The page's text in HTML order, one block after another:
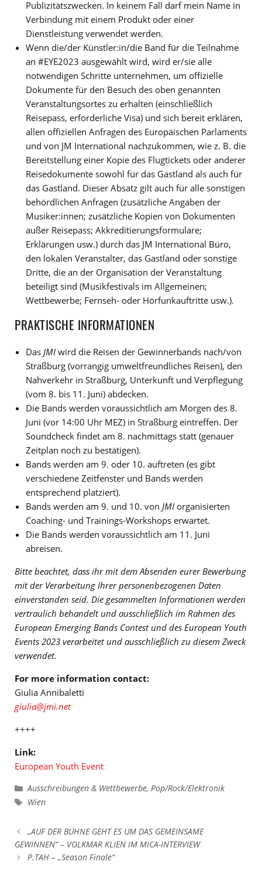
Publizitätszwecken. In keinem Fall darf mein Name in
Verbindung mit einem Produkt oder einer
Dienstleistung verwendet werden.
Wenn die/der Künstler:in/die Band für die Teilnahme
an #EYE2023 ausgewählt wird, wird er/sie alle
notwendigen Schritte unternehmen, um offizielle
Dokumente für den Besuch des oben genannten
Veranstaltungsortes zu erhalten (einschließlich
Reisepass, erforderliche Visa) und sich bereit erklären,
allen offiziellen Anfragen des Europäischen Parlaments
und von JM International nachzukommen, wie z. B. die
Bereitstellung einer Kopie des Flugtickets oder anderer
Reisedokumente sowohl für das Gastland als auch für
das Gastland. Dieser Absatz gilt auch für alle sonstigen
behördlichen Anfragen (zusätzliche Angaben der
Musiker:innen; zusätzliche Kopien von Dokumenten
außer Reisepass; Akkreditierungsformulare;
Erklärungen usw.) durch das JM International Büro,
den lokalen Veranstalter, das Gastland oder sonstige
Dritte, die an der Organisation der Veranstaltung
beteiligt sind (Musikfestivals im Allgemeinen;
Wettbewerbe; Fernseh- oder Hörfunkauftritte usw.).
PRAKTISCHE INFORMATIONEN
Das JMIwird die Reisen der Gewinnerbands nach/von
Straßburg (vorrangig umweltfreundliches Reisen), den
Nahverkehr in Straßburg, Unterkunft und Verpflegung
(vom 8. bis 11. Juni) abdecken.
Die Bands werden voraussichtlich am Morgen des 8.
Juni (vor 14:00 Uhr MEZ) in Straßburg eintreffen. Der
Soundcheck findet am 8. nachmittags statt (genauer
Zeitplan noch zu bestätigen).
Bands werden am 9. oder 10. auftreten (es gibt
verschiedene Zeitfenster und Bands werden
entsprechend platziert).
Bands werden am 9. und 10. von JMIorganisierten
Coaching- und Trainings-Workshops erwartet.
Die Bands werden voraussichtlich am 11. Juni
abreisen.
Bitte beachtet, dass ihr mit dem Absenden eurer Bewerbung
mit der Verarbeitung Ihrer personenbezogenen Daten
einverstanden seid. Die gesammelten Informationen werden
vertraulich behandelt und ausschließlich im Rahmen des
European Emerging Bands Contest und des European Youth
Events 2023 verarbeitet und ausschließlich zu diesem Zweck
verwendet.
For more information contact:
Giulia Annibaletti
giulia@jmi.net
++++
Link:
European Youth Event
Kategorien
Ausschreibungen & Wettbewerbe,Pop/Rock/Elektronik
Schlagwörter
Wien
„AUF DER BÜHNE GEHT ES UM DAS GEMEINSAME
GEWINNEN“ – VOLKMAR KLIEN IM MICA-INTERVIEW
P.TAH – „Season Finale“